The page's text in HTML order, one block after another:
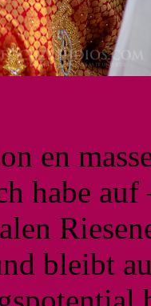
en
habe
bleibt